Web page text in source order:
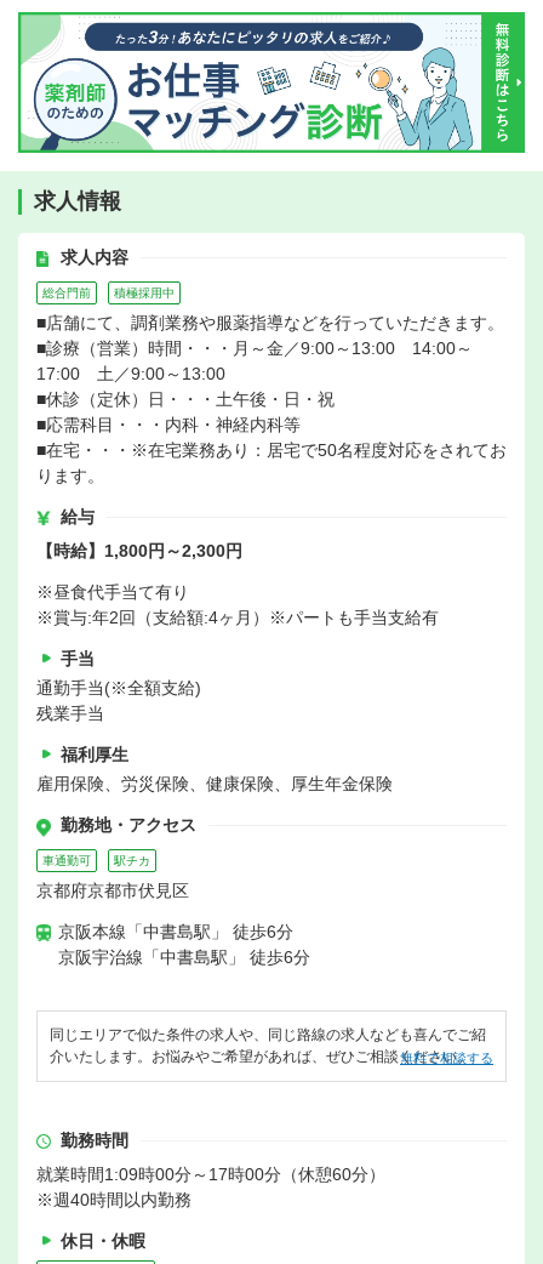
求人情報
求人内容
総合門前 積極採用中
■店舗にて、調剤業務や服薬指導などを行っていただきます。
■診療（営業）時間・・・月～金／9:00～13:00 14:00～
17:00 土／9:00～13:00
■休診（定休）日・・・土午後・日・祝
■応需科目・・・内科・神経内科等
■在宅・・・※在宅業務あり：居宅で50名程度対応をされてお
ります。
給与
【時給】1,800円～2,300円
※昼食代手当て有り
※賞与:年2回（支給額:4ヶ月）※パートも手当支給有
手当
通勤手当(※全額支給)
残業手当
福利厚生
雇用保険、労災保険、健康保険、厚生年金保険
勤務地・アクセス
車通勤可 駅チカ
京都府京都市伏見区
京阪本線「中書島駅」 徒歩6分
京阪宇治線「中書島駅」 徒歩6分
同じエリアで似た条件の求人や、同じ路線の求人なども喜んでご紹
介いたします。お悩みやご希望があれば、ぜひご相談ください。
無料で相談する
勤務時間
就業時間1:09時00分～17時00分（休憩60分）
※週40時間以内勤務
休日・休暇